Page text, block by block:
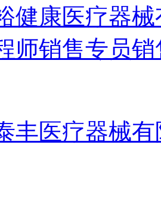
健康医疗器
师销售专员销
丰医疗器械